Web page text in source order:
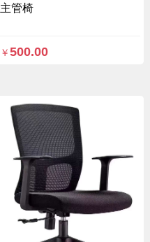
主管椅
￥500.00